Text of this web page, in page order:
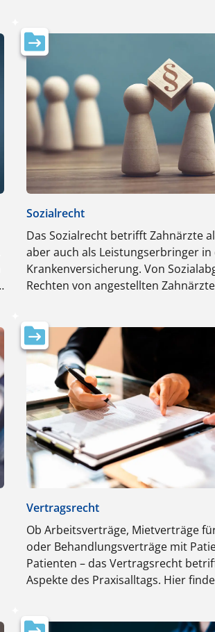
Sozialrecht
Das Sozialrecht betrifft Zahnärzte
aber auch als Leistungserbringer
Krankenversicherung. Von
Rechten von angestellten
Vertragsrecht
Ob Arbeitsverträge, Mietverträge
oder Behandlungsverträge mit
Patienten – das Vertragsrecht
Aspekte des Praxisalltags. Hier